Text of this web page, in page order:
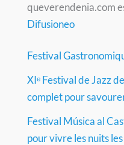
queverendenia.com
Difusioneo
Festival
XIᵉ Festival de Jazz
complet pour
Festival Música al
pour vivre les nuits